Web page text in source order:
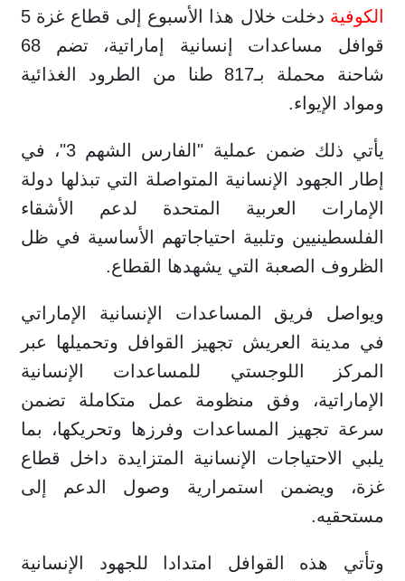
الكوفية
دخلت خلال هذا الأسبوع إلى قطاع غزة 5
قوافل مساعدات إنسانية إماراتية، تضم 68
شاحنة محملة بـ817 طنا من الطرود الغذائية
ومواد الإيواء.
يأتي ذلك ضمن عملية "الفارس الشهم 3"، في
إطار الجهود الإنسانية المتواصلة التي تبذلها دولة
الإمارات العربية المتحدة لدعم الأشقاء
الفلسطينيين وتلبية احتياجاتهم الأساسية في ظل
الظروف الصعبة التي يشهدها القطاع.
ويواصل فريق المساعدات الإنسانية الإماراتي
في مدينة العريش تجهيز القوافل وتحميلها عبر
المركز اللوجستي للمساعدات الإنسانية
الإماراتية، وفق منظومة عمل متكاملة تضمن
سرعة تجهيز المساعدات وفرزها وتحريكها، بما
يلبي الاحتياجات الإنسانية المتزايدة داخل قطاع
غزة، ويضمن استمرارية وصول الدعم إلى
مستحقيه.
وتأتي هذه القوافل امتدادا للجهود الإنسانية